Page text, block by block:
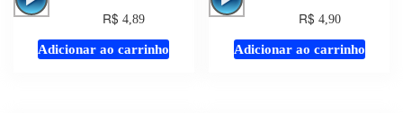
áudio
R$ 4,89
Adicionar ao carrinho
áudio
R$ 4,90
Adicionar ao carrinho